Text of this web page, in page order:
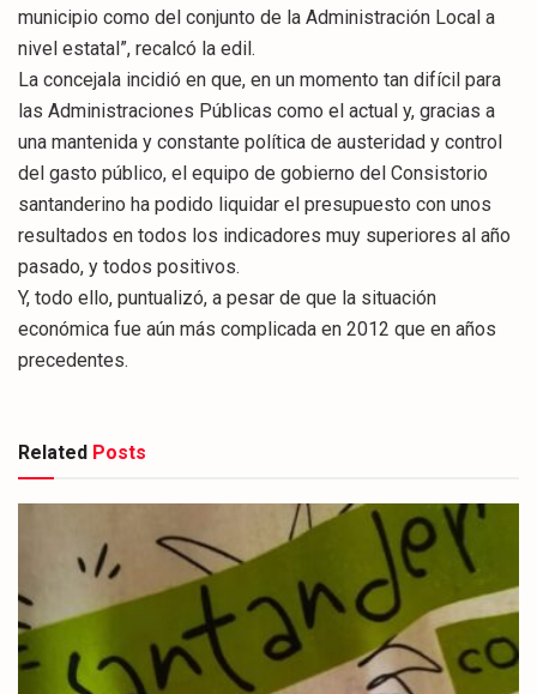
municipio como del conjunto de la Administración Local a
nivel estatal”, recalcó la edil.
La concejala incidió en que, en un momento tan difícil para
las Administraciones Públicas como el actual y, gracias a
una mantenida y constante política de austeridad y control
del gasto público, el equipo de gobierno del Consistorio
santanderino ha podido liquidar el presupuesto con unos
resultados en todos los indicadores muy superiores al año
pasado, y todos positivos.
Y, todo ello, puntualizó, a pesar de que la situación
económica fue aún más complicada en 2012 que en años
precedentes.
Related Posts